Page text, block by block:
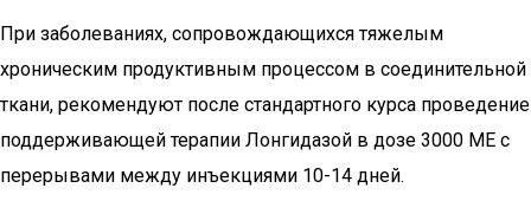
При заболеваниях, сопровождающихся тяжелым
хроническим продуктивным процессом в соединительной
ткани, рекомендуют после стандартного курса проведение
поддерживающей терапии Лонгидазой в дозе 3000 МЕ с
перерывами между инъекциями 10-14 дней.